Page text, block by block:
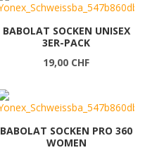
BABOLAT SOCKEN UNISEX
3ER-PACK
19,00 CHF
BABOLAT SOCKEN PRO 360
WOMEN